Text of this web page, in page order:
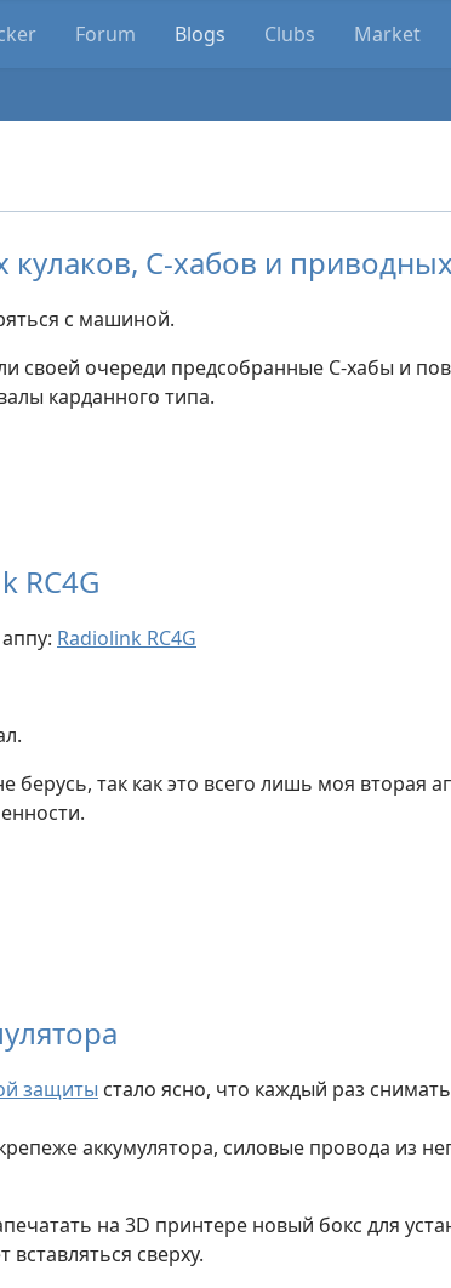
Forum Blogs Clubs Market
C-хабов и
с машиной.
своей очереди предсобранные С-хабы и
карданного типа.
RC4G
Radiolink RC4G
так как это всего лишь моя вторая
защиты стало ясно, что каждый раз
аккумулятора, силовые провода из
на 3D принтере новый бокс для
вставляться сверху.